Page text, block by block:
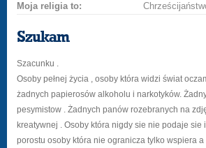
Moja religia to:
Szukam
Szacunku .
Osoby pełnej życia , osoby która widzi świat
żadnych papierosów alkoholu i narkotyków.
pesymistow . Żadnych panów rozebranych na
kreatywnej . Osoby która nigdy sie nie podaje sie
porostu osoby która nie ogranicza tylko wspiera